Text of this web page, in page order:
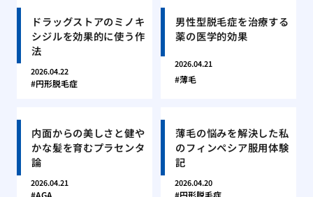
ドラッグストアのミノキ
シジルを効果的に使う作
法
2026.04.22
円形脱毛症
男性型脱毛症を治療する
薬の医学的効果
2026.04.21
薄毛
内面からの美しさと健や
かな髪を育むプラセンタ
論
2026.04.21
薄毛の悩みを解決した私
のフィンペシア服用体験
記
2026.04.20